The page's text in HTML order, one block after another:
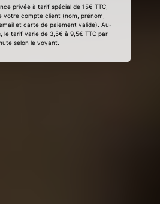
privée à tarif spécial de 15€ TTC,
votre compte client (nom, prénom,
et carte de paiement valide). Au-
le tarif varie de 3,5€ à 9,5€ TTC par
selon le voyant.